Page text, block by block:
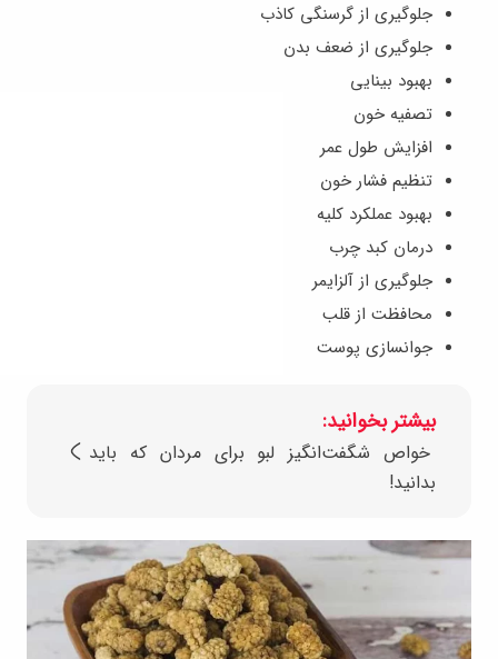
جلوگیری از گرسنگی کاذب
جلوگیری از ضعف بدن
بهبود بینایی
تصفیه خون
افزایش طول عمر
تنظیم فشار خون
بهبود عملکرد کلیه
درمان کبد چرب
جلوگیری از آلزایمر
محافظت از قلب
جوانسازی پوست
بیشتر بخوانید:
خواص شگفت‌انگیز لبو برای مردان که باید
بدانید!